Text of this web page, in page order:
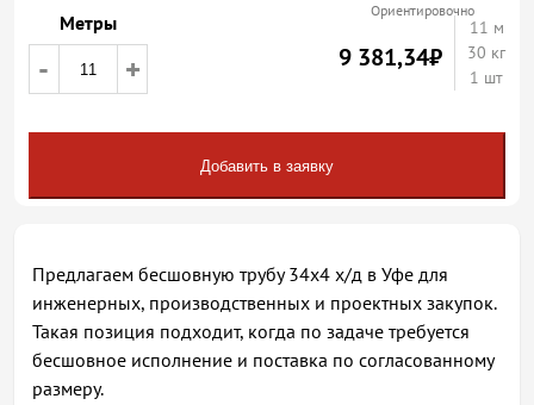
Метры
- +
Ориентировочно
9 381,34₽
11 м
30 кг
1 шт
Добавить в заявку
Предлагаем бесшовную трубу 34х4 х/д в Уфе для
инженерных, производственных и проектных закупок.
Такая позиция подходит, когда по задаче требуется
бесшовное исполнение и поставка по согласованному
размеру.